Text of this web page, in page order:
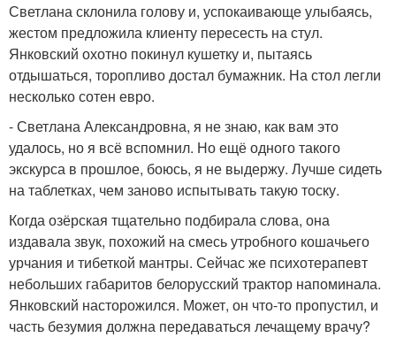
Светлана склонила голову и, успокаивающе улыбаясь,
жестом предложила клиенту пересесть на стул.
Янковский охотно покинул кушетку и, пытаясь
отдышаться, торопливо достал бумажник. На стол легли
несколько сотен евро.
- Светлана Александровна, я не знаю, как вам это
удалось, но я всё вспомнил. Но ещё одного такого
экскурса в прошлое, боюсь, я не выдержу. Лучше сидеть
на таблетках, чем заново испытывать такую тоску.
Когда озёрская тщательно подбирала слова, она
издавала звук, похожий на смесь утробного кошачьего
урчания и тибеткой мантры. Сейчас же психотерапевт
небольших габаритов белорусский трактор напоминала.
Янковский насторожился. Может, он что-то пропустил, и
часть безумия должна передаваться лечащему врачу?